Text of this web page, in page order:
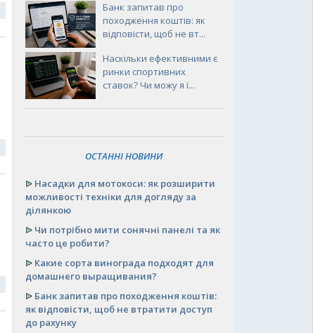
Банк запитав про
походження коштів: як
відповісти, щоб не вт...
Наскільки ефективними є
ринки спортивних
ставок? Чи можу я ї...
ОСТАННІ НОВИНИ
ᐉ Насадки для мотокоси: як розширити
можливості техніки для догляду за
ділянкою
ᐉ Чи потрібно мити сонячні панелі та як
часто це робити?
ᐉ Какие сорта винограда подходят для
домашнего выращивания?
ᐉ Банк запитав про походження коштів:
як відповісти, щоб не втратити доступ
до рахунку